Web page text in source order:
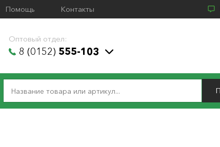
Помощь Контакты
Оптовый отдел:
8 (0152) 555-103